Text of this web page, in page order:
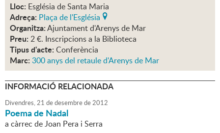
Lloc: Església de Santa Maria
Adreça: Plaça de l'Església
Organitza:Ajuntament d'Arenys de Mar
Preu: 2 €. Inscripcions a la Biblioteca
Tipus d'acte: Conferència
Marc: 300 anys del retaule d'Arenys de Mar
INFORMACIÓ RELACIONADA
Divendres,21 dedesembrede2012
Poema de Nadal
a càrrec de Joan Pera i Serra